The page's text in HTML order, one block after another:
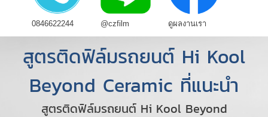
0846622244 @czfilm ดูผลงานเรา
สูตรติดฟิล์มรถยนต์ Hi Kool
Beyond Ceramic ที่แนะนำ
สูตรติดฟิล์มรถยนต์ Hi Kool Beyond